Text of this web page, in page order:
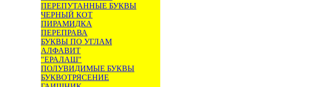
ПЕРЕПУТАННЫЕ БУКВЫ
ЧЕРНЫЙ КОТ
ПИРАМИДКА
ПЕРЕПРАВА
БУКВЫ ПО УГЛАМ
АЛФАВИТ
"ЕРАЛАШ"
ПОЛУВИДИМЫЕ БУКВЫ
БУКВОТРЯСЕНИЕ